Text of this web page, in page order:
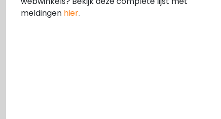
meldingen hier.